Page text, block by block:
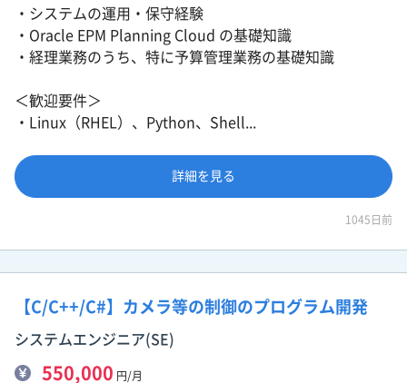
・システムの運用・保守経験
・Oracle EPM Planning Cloud の基礎知識
・経理業務のうち、特に予算管理業務の基礎知識
＜歓迎要件＞
・Linux（RHEL）、Python、Shell...
詳細を見る
1045日前
【C/C++/C#】カメラ等の制御のプログラム開発
システムエンジニア(SE)
550,000 円/月